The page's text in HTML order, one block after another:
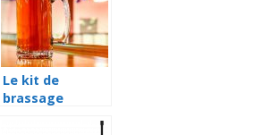
Le kit de
brassage